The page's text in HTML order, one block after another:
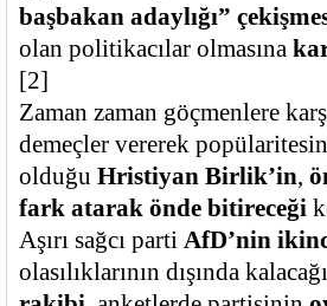
başbakan adaylığı”
olan politikacılar olmasına
[2]
Zaman zaman göçmenlere
demeçler vererek
olduğu Hristiyan Birlik’in,
fark atarak önde bitireceği
Aşırı sağcı parti AfD’nin
olasılıklarının dışında